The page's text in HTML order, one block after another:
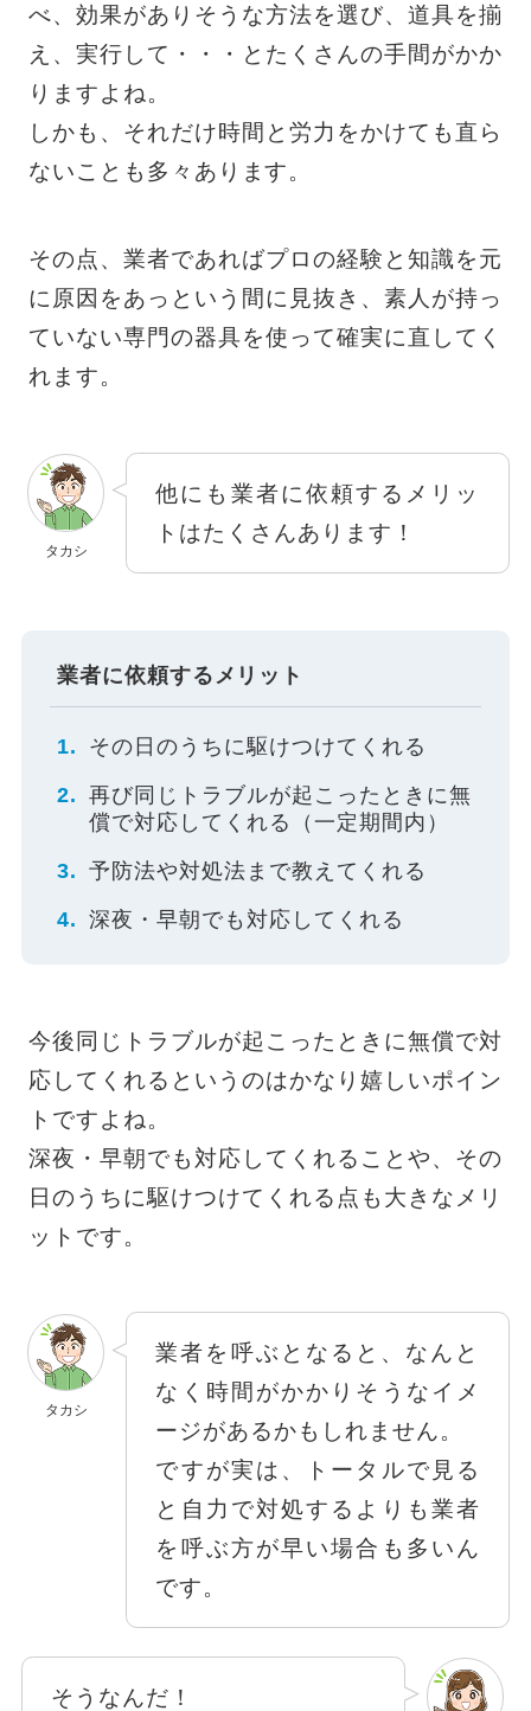
べ、効果がありそうな方法を選び、道具を揃
え、実行して・・・とたくさんの手間がかか
りますよね。
しかも、それだけ時間と労力をかけても直ら
ないことも多々あります。
その点、業者であればプロの経験と知識を元
に原因をあっという間に見抜き、素人が持っ
ていない専門の器具を使って確実に直してく
れます。
タカシ
他にも業者に依頼するメリッ
トはたくさんあります！
業者に依頼するメリット
その日のうちに駆けつけてくれる
再び同じトラブルが起こったときに無
償で対応してくれる（一定期間内）
予防法や対処法まで教えてくれる
深夜・早朝でも対応してくれる
今後同じトラブルが起こったときに無償で対
応してくれるというのはかなり嬉しいポイン
トですよね。
深夜・早朝でも対応してくれることや、その
日のうちに駆けつけてくれる点も大きなメリ
ットです。
タカシ
業者を呼ぶとなると、なんと
なく時間がかかりそうなイメ
ージがあるかもしれません。
ですが実は、トータルで見る
と自力で対処するよりも業者
を呼ぶ方が早い場合も多いん
です。
そうなんだ！